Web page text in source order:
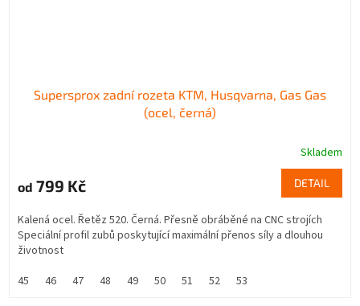
Supersprox zadní rozeta KTM, Husqvarna, Gas Gas
(ocel, černá)
Skladem
od 799 Kč DETAIL
Kalená ocel. Řetěz 520. Černá. Přesně obráběné na CNC strojích
Speciální profil zubů poskytující maximální přenos síly a dlouhou
životnost
45
46 47 48 49 50 51 52 53